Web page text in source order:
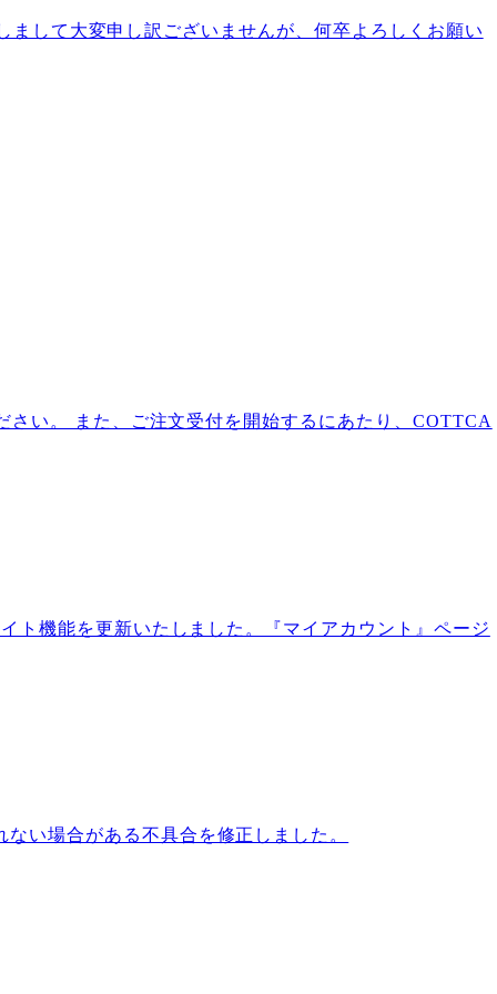
して大変申し訳ございませんが、何卒よろしくお願い
い。 また、ご注文受付を開始するにあたり、COTTCA
ト機能を更新いたしました。『マイアカウント』ページ
い場合がある不具合を修正しました。